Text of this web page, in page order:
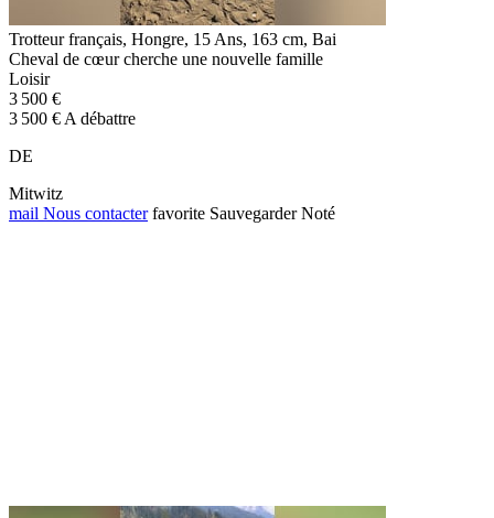
Trotteur français, Hongre, 15 Ans, 163 cm, Bai
Cheval de cœur cherche une nouvelle famille
Loisir
3 500 €
3 500 € A débattre
DE
Mitwitz
mail Nous contacter favorite Sauvegarder Noté